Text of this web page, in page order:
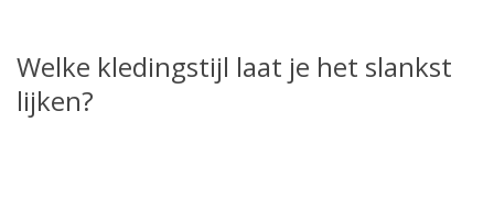
Welke kledingstijl laat je het slankst
lijken?